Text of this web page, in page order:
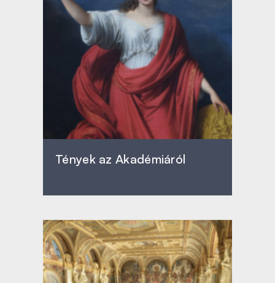
Tények az Akadémiáról